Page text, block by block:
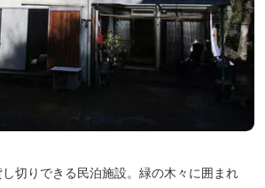
切りできる民泊施設。緑の木々に囲まれ